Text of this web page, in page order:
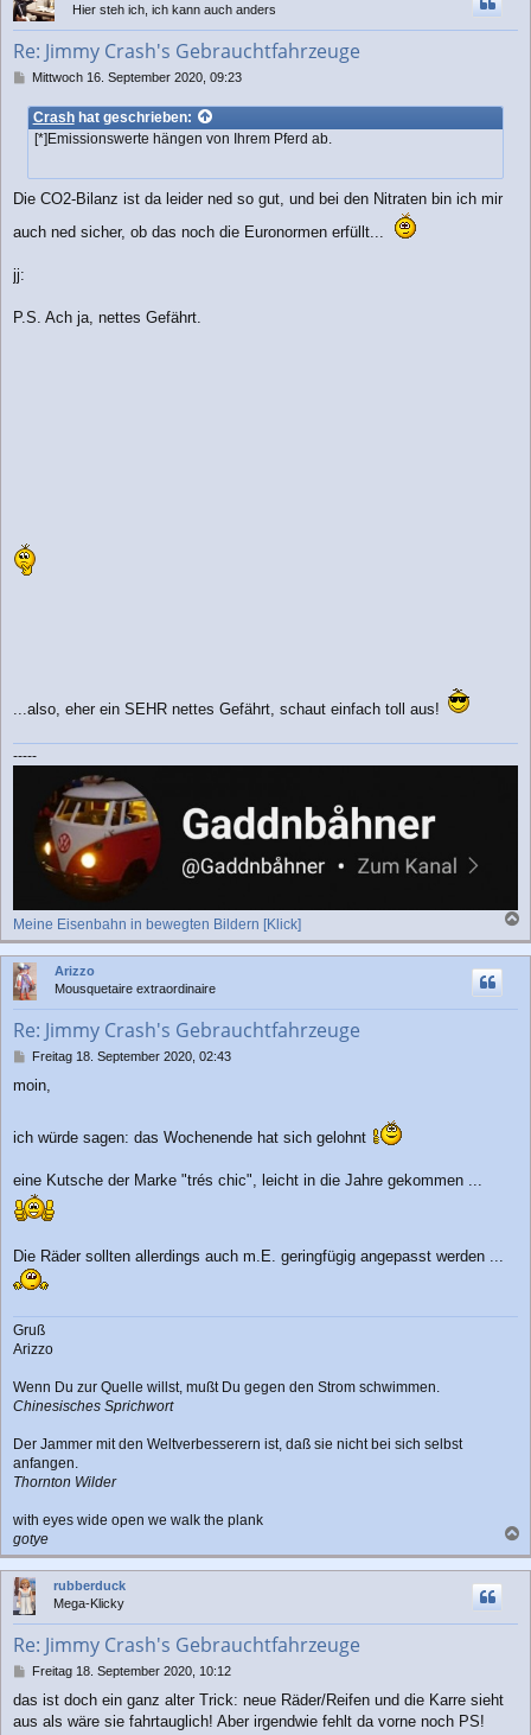
Hier steh ich, ich kann auch anders
Re: Jimmy Crash's Gebrauchtfahrzeuge
B
i
t
g
Mittwoch 16. September 2020, 09:23
Crashhat geschrieben:
[*]Emissionswerte hängen von Ihrem Pferd ab.
Die CO2-Bilanz ist da leider ned so gut, und bei den Nitraten bin ich mir
auch ned sicher, ob das noch die Euronormen erfüllt...
jj:
P.S. Ach ja, nettes Gefährt.
...also, eher ein SEHR nettes Gefährt, schaut einfach toll aus!
-----
Meine Eisenbahn in bewegten Bildern [Klick]
a
c
Arizzo
Mousquetaire extraordinaire
Re: Jimmy Crash's Gebrauchtfahrzeuge
B
i
a
Freitag 18. September 2020, 02:43
moin,
ich würde sagen: das Wochenende hat sich gelohnt
eine Kutsche der Marke "trés chic", leicht in die Jahre gekommen ...
Die Räder sollten allerdings auch m.E. geringfügig angepasst werden ...
Gruß
Arizzo
Wenn Du zur Quelle willst, mußt Du gegen den Strom schwimmen.
Chinesisches Sprichwort
Der Jammer mit den Weltverbesserern ist, daß sie nicht bei sich selbst
anfangen.
Thornton Wilder
with eyes wide open we walk the plank
gotye
a
c
rubberduck
Mega-Klicky
Re: Jimmy Crash's Gebrauchtfahrzeuge
B
i
t
Freitag 18. September 2020, 10:12
das ist doch ein ganz alter Trick: neue Räder/Reifen und die Karre sieht
aus als wäre sie fahrtauglich! Aber irgendwie fehlt da vorne noch PS!